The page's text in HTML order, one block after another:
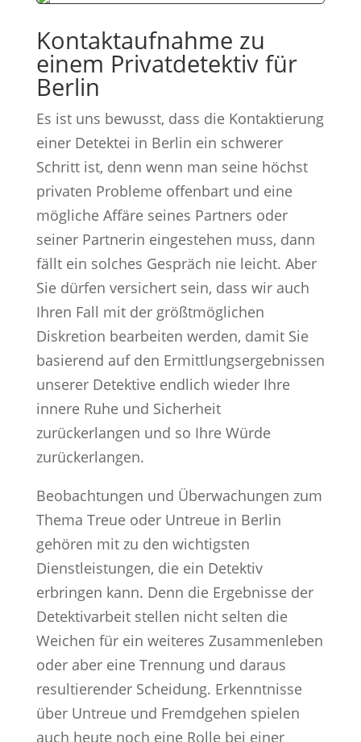
Kontaktaufnahme zu
einem Privatdetektiv für
Berlin
Es ist uns bewusst, dass die Kontaktierung
einer Detektei in Berlin ein schwerer
Schritt ist, denn wenn man seine höchst
privaten Probleme offenbart und eine
mögliche Affäre seines Partners oder
seiner Partnerin eingestehen muss, dann
fällt ein solches Gespräch nie leicht. Aber
Sie dürfen versichert sein, dass wir auch
Ihren Fall mit der größtmöglichen
Diskretion bearbeiten werden, damit Sie
basierend auf den Ermittlungsergebnissen
unserer Detektive endlich wieder Ihre
innere Ruhe und Sicherheit
zurückerlangen und so Ihre Würde
zurückerlangen.
Beobachtungen und Überwachungen zum
Thema Treue oder Untreue in Berlin
gehören mit zu den wichtigsten
Dienstleistungen, die ein Detektiv
erbringen kann. Denn die Ergebnisse der
Detektivarbeit stellen nicht selten die
Weichen für ein weiteres Zusammenleben
oder aber eine Trennung und daraus
resultierender Scheidung. Erkenntnisse
über Untreue und Fremdgehen spielen
auch heute noch eine Rolle bei einer